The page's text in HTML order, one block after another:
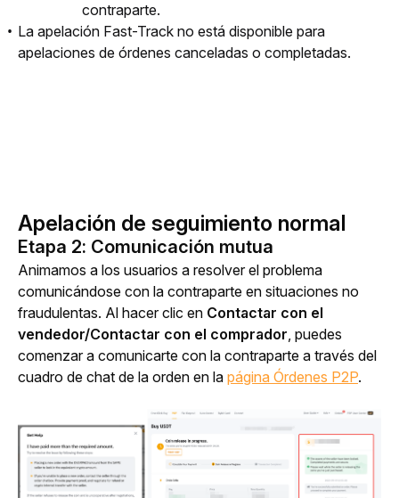
contraparte.
La apelación Fast-Track no está disponible para
apelaciones de órdenes canceladas o completadas.
Apelación de seguimiento normal
Etapa 2: Comunicación mutua
Animamos a los usuarios a resolver el problema
comunicándose con la contraparte en situaciones no
fraudulentas. Al hacer clic en Contactar con el
vendedor/Contactar con el comprador, puedes
comenzar a comunicarte con la contraparte a través del
cuadro de chat de la orden en la página Órdenes P2P.